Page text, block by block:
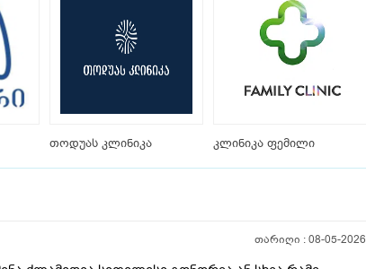
თოდუას კლინიკა კლინიკა ფემილი
თარიღი :08-05-2026